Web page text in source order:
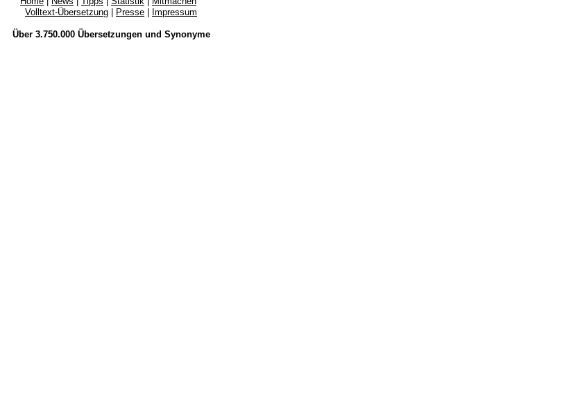
Volltext-Übersetzung
Presse Impressum
Über 3.750.000 Übersetzungenund Synonyme